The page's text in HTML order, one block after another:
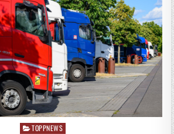
Posted
TOPPNEWS